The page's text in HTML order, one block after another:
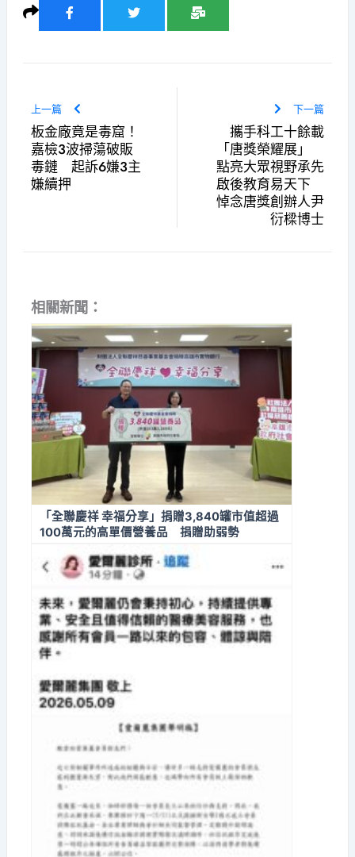
上一篇
板金廠竟是毒窟！
嘉檢3波掃蕩破販
毒鏈 起訴6嫌3主
嫌續押
下一篇
攜手科工十餘載
「唐獎榮耀展」
點亮大眾視野承先
啟後教育易天下
悼念唐獎創辦人尹
衍樑博士
相關新聞：
「全聯慶祥 幸福分享」捐贈3,840罐市值超過
100萬元的高單價營養品 捐贈助弱勢